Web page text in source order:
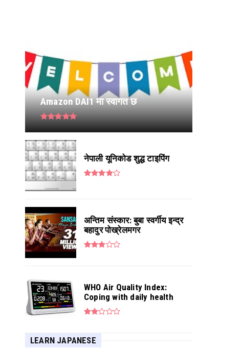
Amazon DAI1 मा स्वागत छ
नेपाली यूनिकोड शुद्ध टाइपिंग
अन्तिम संस्कार: बुबा स्वर्गीय इन्द्र
बहादुर पोख्रेलमगर
WHO Air Quality Index:
Coping with daily health
LEARN JAPANESE